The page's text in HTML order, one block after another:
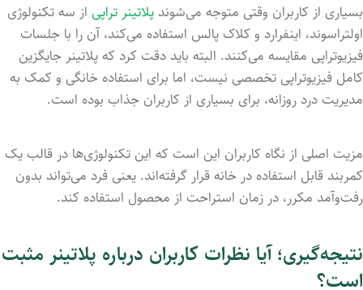
بسیاری از کاربران وقتی متوجه می‌شوند پلاتینر تراپی از سه تکنولوژی
اولتراسوند، اینفرارد و کلاک پالس استفاده می‌کند، آن را با جلسات
فیزیوتراپی مقایسه می‌کنند. البته باید دقت کرد که پلاتینر جایگزین
کامل فیزیوتراپی تخصصی نیست، اما برای استفاده خانگی و کمک به
مدیریت درد روزانه، برای بسیاری از کاربران جذاب بوده است.
مزیت اصلی از نگاه کاربران این است که این تکنولوژی‌ها در قالب یک
کمربند قابل استفاده در خانه قرار گرفته‌اند. یعنی فرد می‌تواند بدون
رفت‌وآمد مکرر، در زمان استراحت از محصول استفاده کند.
نتیجه‌گیری؛ آیا نظرات کاربران درباره پلاتینر مثبت
است؟